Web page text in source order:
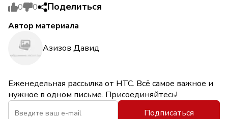
0 0 Поделиться
Автор материала
Азизов Давид
Еженедельная рассылка от НТС. Всё самое важное и
нужное в одном письме. Присоединяйтесь!
Подписаться